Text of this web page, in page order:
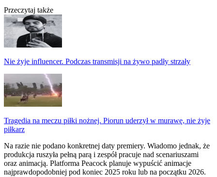
Przeczytaj także
Nie żyje influencer. Podczas transmisji na żywo padły strzały
Tragedia na meczu piłki nożnej. Piorun uderzył w murawę, nie żyje
piłkarz
Na razie nie podano konkretnej daty premiery. Wiadomo jednak, że
produkcja ruszyła pełną parą i zespół pracuje nad scenariuszami
oraz animacją. Platforma Peacock planuje wypuścić animacje
najprawdopodobniej pod koniec 2025 roku lub na początku 2026.